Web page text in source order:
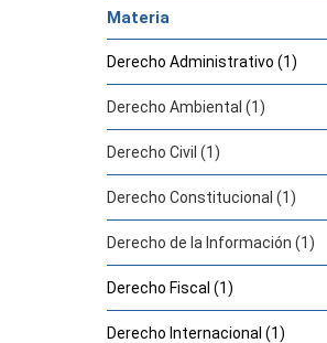
Materia
Derecho Administrativo (1)
Derecho Ambiental (1)
Derecho Civil (1)
Derecho Constitucional (1)
Derecho de la Información (1)
Derecho Fiscal (1)
Derecho Internacional (1)